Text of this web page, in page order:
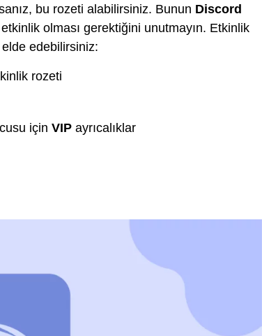
bu rozeti alabilirsiniz. Bunun Discord
olması gerektiğini unutmayın. Etkinlik
edebilirsiniz:
rozeti
için VIP ayrıcalıklar